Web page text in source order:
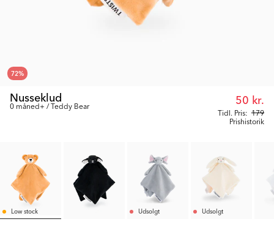
72%
Nusseklud
0 måned+ / Teddy Bear
Tidl. Pris: 179
50 kr.
Prishistorik
Low stock Udsolgt Udsolgt